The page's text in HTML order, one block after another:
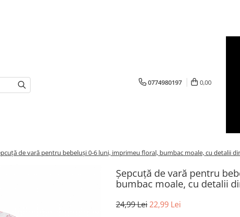
0774980197 0,00
de vară pentru bebeluși 0-6 luni, imprimeu floral, bumbac moale, cu detalii
Șepcuță de vară pentru
bumbac moale, cu detalii
24,99 Lei22,99 Lei